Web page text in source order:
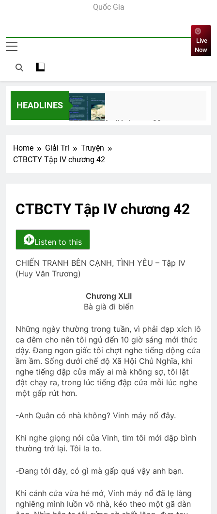
Quốc Gia
Live
Now
HEADLINES
CTBCTY Tập IV chương 39
HOA ĐÀO CHÙA ĐẠI LÂM (Bạch Cư Dị)
3 Years Ago
Phân Ưu CSVSQ Cao Văn Hải K25
2 Years Ago
Vẫy tay ngậm ngùi
2 Years Ago
NHỮNG VÌ SAO (Aphonse Daudet)
3 Years Ago
Tagore)
3 Years Ago
TÓC CHẤM LƯNG, TUỔI MỚI MƯỜI
Home Giải Trí
Truyện
CTBCTY Tập IV chương 42
CTBCTY Tập IV chương 42
Listen to this
CHIẾN TRANH BÊN CẠNH, TÌNH YÊU – Tập IV
(Huy Văn Trương)
Chương XLII
Bà già đi biển
Những ngày thường trong tuần, vì phải đạp xích lô
ca đêm cho nên tôi ngủ đến 10 giờ sáng mới thức
dậy. Đang ngon giấc tôi chợt nghe tiếng dộng cửa
ầm ầm. Sống dưới chế độ Xã Hội Chủ Nghĩa, khi
nghe tiếng đập cửa mấy ai mà không sợ, tôi lật
đật chạy ra, trong lúc tiếng đập cửa mỗi lúc nghe
một gấp rút hơn.
-Anh Quân có nhà không? Vinh máy nổ đây.
Khi nghe giọng nói của Vinh, tim tôi mới đập bình
thường trở lại. Tôi la to.
-Đang tới đây, có gì mà gấp quá vậy anh bạn.
Khi cánh cửa vừa hé mở, Vinh máy nổ đã lẹ làng
nghiêng mình luồn vô nhà, kéo theo một gã đàn